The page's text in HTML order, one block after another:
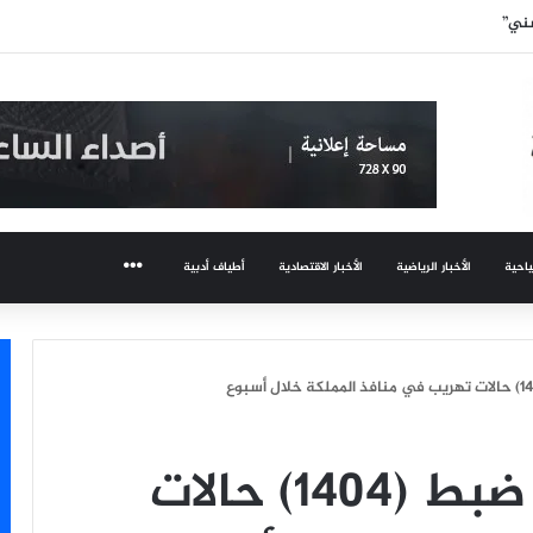
الأخبار الرياضية الأخبار الاقتصادية أطياف أدبية
الجمارك السعودية: ضبط (1404) حالات